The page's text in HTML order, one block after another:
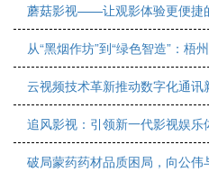
蘑菇影视——让观影体验更便捷
从“黑烟作坊”到“绿色智造”：梧
云视频技术革新推动数字化通讯
追风影视：引领新一代影视娱乐
破局蒙药药材品质困局，向公